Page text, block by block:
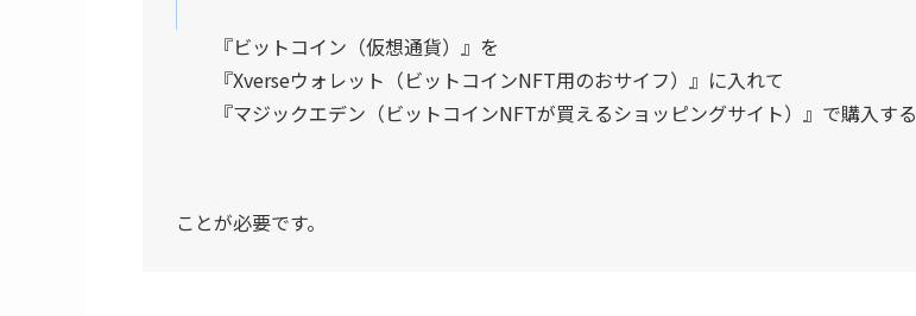
『ビットコイン（仮想通貨）』を
『Xverseウォレット（ビットコインNFT用のおサイフ）』に入れて
『マジックエデン（ビットコインNFTが買えるショッピングサイト）』で購入する
ことが必要です。